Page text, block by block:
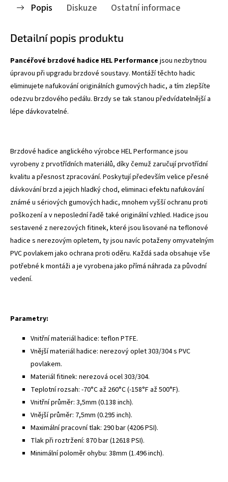
Popis Diskuze Ostatní informace
Detailní popis produktu
Pancéřové brzdové hadice HEL Performance jsou nezbytnou
úpravou při upgradu brzdové soustavy. Montáží těchto hadic
eliminujete nafukování originálních gumových hadic, a tím zlepšíte
odezvu brzdového pedálu. Brzdy se tak stanou předvídatelnější a
lépe dávkovatelné.
Brzdové hadice anglického výrobce HEL Performance jsou
vyrobeny z prvotřídních materiálů, díky čemuž zaručují prvotřídní
kvalitu a přesnost zpracování. Poskytují především velice přesné
dávkování brzd a jejich hladký chod, eliminaci efektu nafukování
známé u sériových gumových hadic, mnohem vyšší ochranu proti
poškození a v neposlední řadě také originální vzhled. Hadice jsou
sestavené z nerezových fitinek, které jsou lisované na teflonové
hadice s nerezovým opletem, ty jsou navíc potaženy omyvatelným
PVC povlakem jako ochrana proti oděru. Každá sada obsahuje vše
potřebné k montáži a je vyrobena jako přímá náhrada za původní
vedení.
Parametry:
Vnitřní materiál hadice: teflon PTFE.
Vnější materiál hadice: nerezový oplet 303/304 s PVC
povlakem.
Materiál fitinek: nerezová ocel 303/304.
Teplotní rozsah: -70°C až 260°C (-158°F až 500°F).
Vnitřní průměr: 3,5mm (0.138 inch).
Vnější průměr: 7,5mm (0.295 inch).
Maximální pracovní tlak: 290 bar (4206 PSI).
Tlak při roztržení: 870 bar (12618 PSI).
Minimální poloměr ohybu: 38mm (1.496 inch).